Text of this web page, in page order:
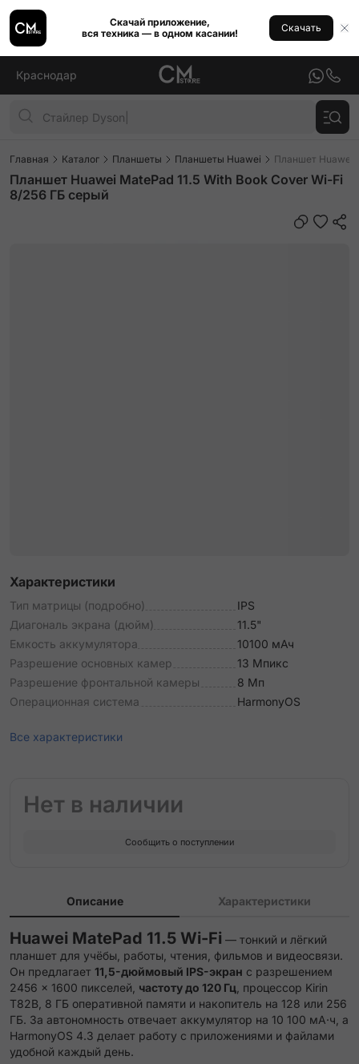
Скачай приложение,
вся техника — в одном касании!
Скачать
Краснодар
Главная Каталог Планшеты Планшеты Huawei Планшет Huawei
Планшет Huawei MatePad 11.5 With Book Cover Wi-Fi
8/256 ГБ серый
Характеристики
Тип матрицы (подробно)
IPS
Диагональ экрана (дюйм)
11.5"
Емкость аккумулятора
10100 мАч
Разрешение основных камер
13 Мпикс
Разрешение фронтальной камеры
8 Мп
Операционная система
HarmonyOS
Все характеристики
Нет в наличии
Сообщить о поступлении
Описание Характеристики
Huawei MatePad 11.5 Wi-Fi — тонкий и лёгкий
планшет для учёбы, работы, чтения, фильмов и видеосвязи.
Он предлагает 11,5-дюймовый IPS-экран с разрешением
2456 × 1600 пикселей, частоту до 120 Гц , процессор Kirin
T82B, 8 ГБ оперативной памяти и накопитель на 128 или 256
ГБ. За автономность отвечает аккумулятор на 10 100 мА·ч, а
HarmonyOS 4.3 делает работу с приложениями и файлами
удобной каждый день.